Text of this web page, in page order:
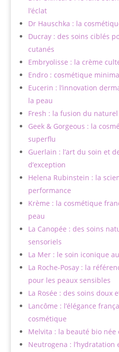
l’éclat
Dr Hauschka : la
Ducray : des soins ciblés
cutanés
Embryolisse : la crème
Endro : cosmétique
Eucerin : l’innovation
la peau
Fresh : la fusion du
Geek & Gorgeous : la
superflu
Guerlain : l’art du soin et
d’exception
Helena Rubinstein : la
performance
Krème : la cosmétique
peau
La Canopée : des soins
sensoriels
La Mer : le soin iconique
La Roche-Posay : la
pour les peaux sensibles
La Rosée : des soins doux
Lancôme : l’élégance
cosmétique
Melvita : la beauté bio née
Neutrogena :